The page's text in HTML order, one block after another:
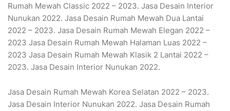
Rumah Mewah Classic 2022 – 2023. Jasa Desain Interior
Nunukan 2022. Jasa Desain Rumah Mewah Dua Lantai
2022 – 2023. Jasa Desain Rumah Mewah Elegan 2022 –
2023 Jasa Desain Rumah Mewah Halaman Luas 2022 –
2023 Jasa Desain Rumah Mewah Klasik 2 Lantai 2022 –
2023. Jasa Desain Interior Nunukan 2022.
Jasa Desain Rumah Mewah Korea Selatan 2022 – 2023.
Jasa Desain Interior Nunukan 2022. Jasa Desain Rumah